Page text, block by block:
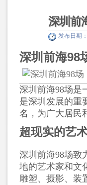
深圳前
发布日期
深圳前海98
深圳前海98场是
是深圳发展的重
名，为广大居民
超现实的艺
深圳前海98场致
地的艺术家和文
雕塑、摄影、装